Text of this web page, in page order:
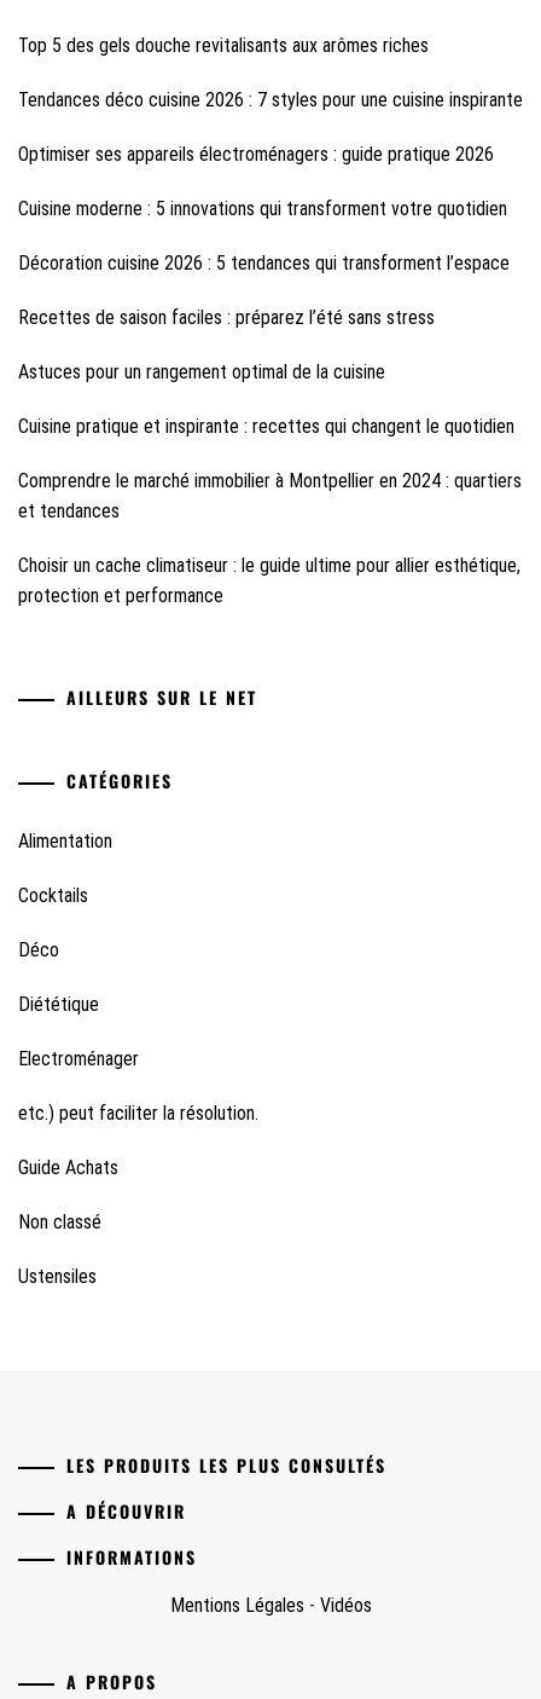
Top 5 des gels douche revitalisants aux arômes riches
Tendances déco cuisine 2026 : 7 styles pour une cuisine inspirante
Optimiser ses appareils électroménagers : guide pratique 2026
Cuisine moderne : 5 innovations qui transforment votre quotidien
Décoration cuisine 2026 : 5 tendances qui transforment l’espace
Recettes de saison faciles : préparez l’été sans stress
Astuces pour un rangement optimal de la cuisine
Cuisine pratique et inspirante : recettes qui changent le quotidien
Comprendre le marché immobilier à Montpellier en 2024 : quartiers
et tendances
Choisir un cache climatiseur : le guide ultime pour allier esthétique,
protection et performance
AILLEURS SUR LE NET
CATÉGORIES
Alimentation
Cocktails
Déco
Diététique
Electroménager
etc.) peut faciliter la résolution.
Guide Achats
Non classé
Ustensiles
LES PRODUITS LES PLUS CONSULTÉS
A DÉCOUVRIR
INFORMATIONS
Mentions Légales - Vidéos
A PROPOS